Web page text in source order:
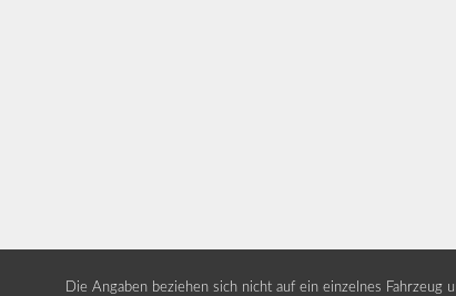
Die Angaben beziehen sich nicht auf ein einzelnes